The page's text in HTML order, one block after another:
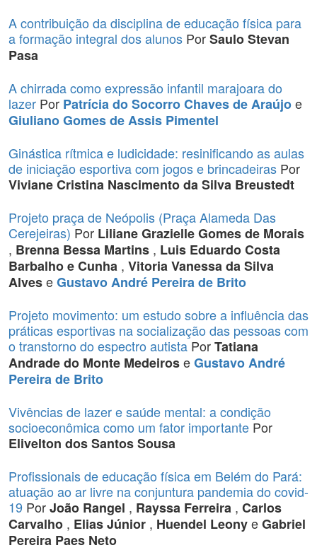
A contribuição da disciplina de educação física para
a formação integral dos alunos PorSaulo Stevan
Pasa
A chirrada como expressão infantil marajoara do
lazer Por Patrícia do Socorro Chaves de Araújoe
Giuliano Gomes de Assis Pimentel
Ginástica rítmica e ludicidade: resinificando as aulas
de iniciação esportiva com jogos e brincadeiras Por
Viviane Cristina Nascimento da Silva Breustedt
Projeto praça de Neópolis (Praça Alameda Das
Cerejeiras) Por Liliane Grazielle Gomes de Morais
, Brenna Bessa Martins , Luis Eduardo Costa
Barbalho e Cunha , Vitoria Vanessa da Silva
AlveseGustavo André Pereira de Brito
Projeto movimento: um estudo sobre a influência das
práticas esportivas na socialização das pessoas com
o transtorno do espectro autista PorTatiana
Andrade do Monte MedeiroseGustavo André
Pereira de Brito
Vivências de lazer e saúde mental: a condição
socioeconômica como um fator importante Por
Elivelton dos Santos Sousa
Profissionais de educação física em Belém do Pará:
atuação ao ar livre na conjuntura pandemia do covid-
19 PorJoão Rangel , Rayssa Ferreira , Carlos
Carvalho , Elias Júnior , Huendel LeonyeGabriel
Pereira Paes Neto